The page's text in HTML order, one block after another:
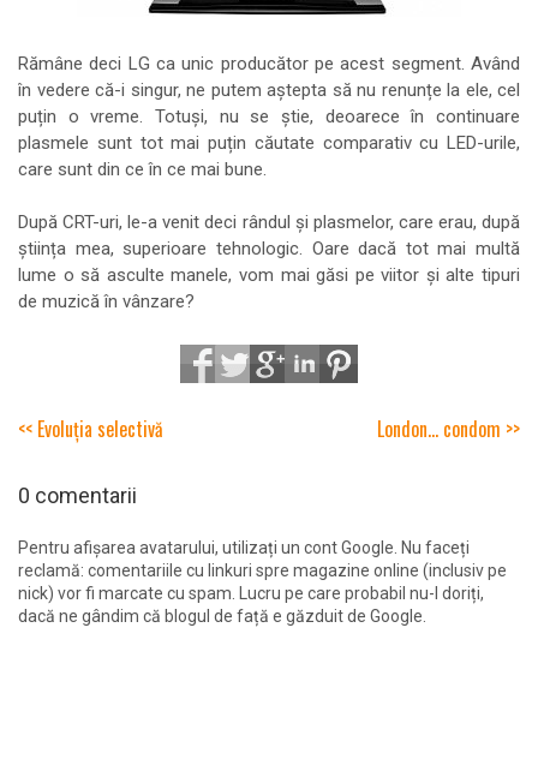
Rămâne deci LG ca unic producător pe acest segment. Având
în vedere că-i singur, ne putem aștepta să nu renunțe la ele, cel
puțin o vreme. Totuși, nu se știe, deoarece în continuare
plasmele sunt tot mai puțin căutate comparativ cu LED-urile,
care sunt din ce în ce mai bune.
După CRT-uri, le-a venit deci rândul și plasmelor, care erau, după
știința mea, superioare tehnologic. Oare dacă tot mai multă
lume o să asculte manele, vom mai găsi pe viitor și alte tipuri
de muzică în vânzare?
<< Evoluția selectivă London... condom >>
0 comentarii
Pentru afișarea avatarului, utilizați un cont Google. Nu faceți
reclamă: comentariile cu linkuri spre magazine online (inclusiv pe
nick) vor fi marcate cu spam. Lucru pe care probabil nu-l doriți,
dacă ne gândim că blogul de față e găzduit de Google.